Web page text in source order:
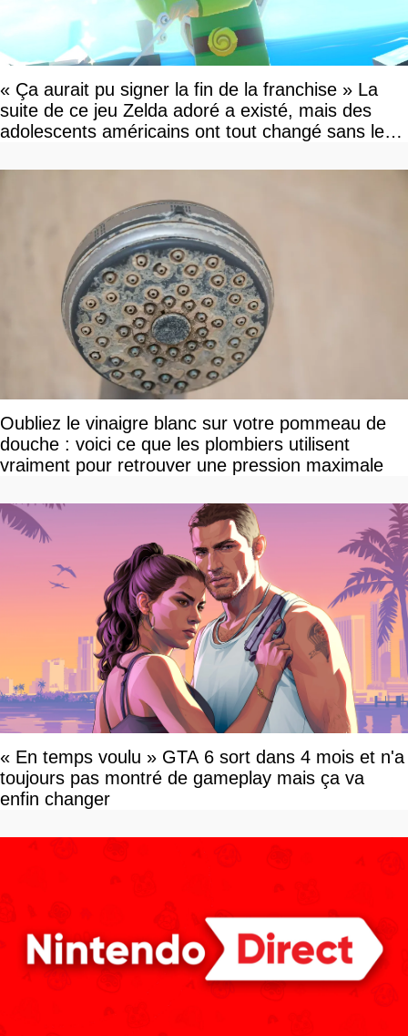
« Ça aurait pu signer la fin de la franchise » La
suite de ce jeu Zelda adoré a existé, mais des
adolescents américains ont tout changé sans le
Oubliez le vinaigre blanc sur votre pommeau de
douche : voici ce que les plombiers utilisent
vraiment pour retrouver une pression maximale
« En temps voulu » GTA 6 sort dans 4 mois et n'a
toujours pas montré de gameplay mais ça va
enfin changer